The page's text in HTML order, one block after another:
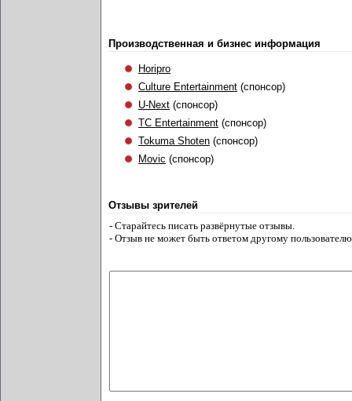
Производственная и бизнес информация
Horipro
Culture Entertainment (спонсор)
U-Next (спонсор)
TC Entertainment (спонсор)
Tokuma Shoten (спонсор)
Movic (спонсор)
Отзывы зрителей
- Старайтесь писать развёрнутые отзывы.
- Отзыв не может быть ответом другому